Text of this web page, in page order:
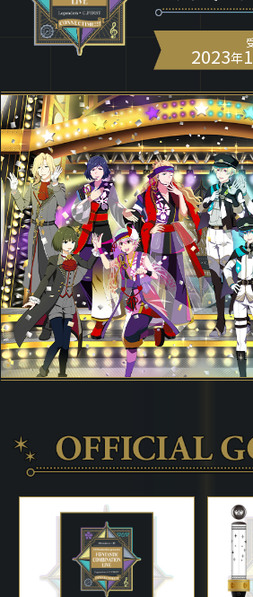
EVENT
その他先行受付
プレミアム会員とは
アイドルマスター シャイニーカラーズ
学園アイドルマスター
テイルズ オブ シリーズ
電音部
鉄拳
太鼓の達人
ACE COMBAT
パックマン
ナムコクラシック
ガンダムシリーズ
ドラゴンボール
ラブライブ！シリーズ
ラブライブ！
2023年